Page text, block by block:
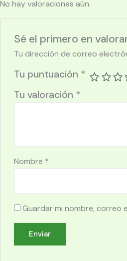
No hay valoraciones aún.
Sé el primero en
Tu dirección de correo
Tu puntuación *
Tu valoración *
Nombre *
Guardar mi nombre, correo